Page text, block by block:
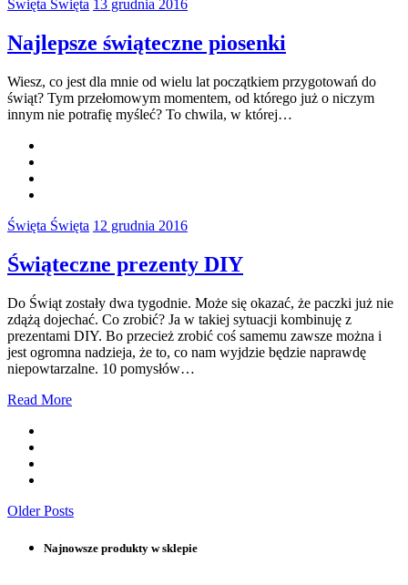
Święta Święta 13 grudnia 2016
Najlepsze świąteczne piosenki
Wiesz, co jest dla mnie od wielu lat początkiem przygotowań do
świąt? Tym przełomowym momentem, od którego już o niczym
innym nie potrafię myśleć? To chwila, w której…
Święta Święta 12 grudnia 2016
Świąteczne prezenty DIY
Do Świąt zostały dwa tygodnie. Może się okazać, że paczki już nie
zdążą dojechać. Co zrobić? Ja w takiej sytuacji kombinuję z
prezentami DIY. Bo przecież zrobić coś samemu zawsze można i
jest ogromna nadzieja, że to, co nam wyjdzie będzie naprawdę
niepowtarzalne. 10 pomysłów…
Read More
Older Posts
Najnowsze produkty w sklepie